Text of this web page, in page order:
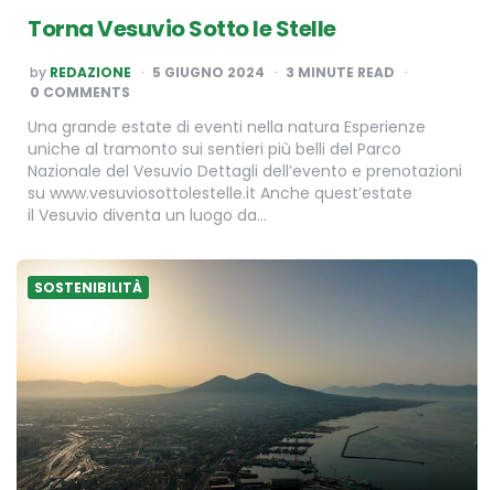
Torna Vesuvio Sotto le Stelle
POSTED
BY
by REDAZIONE 5 GIUGNO 2024 3 MINUTE READ
0 COMMENTS
Una grande estate di eventi nella natura Esperienze
uniche al tramonto sui sentieri più belli del Parco
Nazionale del Vesuvio Dettagli dell’evento e prenotazioni
su www.vesuviosottolestelle.it Anche quest’estate
il Vesuvio diventa un luogo da…
SOSTENIBILITÀ